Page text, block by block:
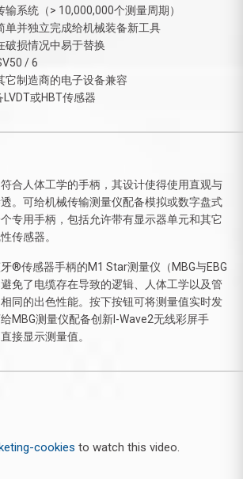
系统（> 10,000,000个测量周期）
单并独立完成给机械装备新工具
破损情况中易于替换
/ 6
它制造商的电子设备兼容
或HBT传感器
合人体工学的手柄，其设计使得使用直观与
。可给机械传输测量仪配备模拟或数字盘式
专用手柄，包括允许带有显示器单元和其它
传感器。
®传感器手柄的M1 Star测量仪（MBG与EBG
免了电缆存在导致的逻辑、人体工学以及管
同的出色性能。按下按钮可将测量值实时发
MBG测量仪配备创新I-Wave2无线彩屏手
接显示测量值。
cookies to watch this video.